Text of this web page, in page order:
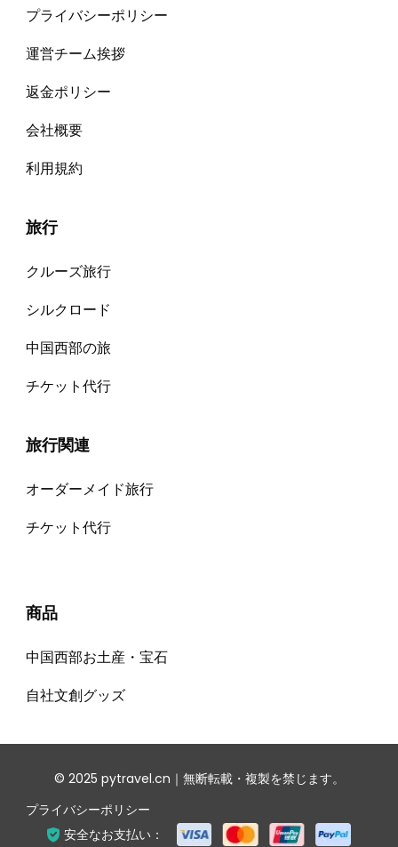
プライバシーポリシー
運営チーム挨拶
返金ポリシー
会社概要
利用規約
旅行
クルーズ旅行
シルクロード
中国西部の旅
チケット代⾏
旅行関連
オーダーメイド旅行
チケット代⾏
商品
中国西部お土産・宝石
自社文創グッズ
© 2025 pytravel.cn｜無断転載・複製を禁じます。
プライバシーポリシー
安全なお支払い：